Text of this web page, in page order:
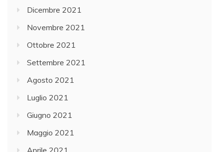
Dicembre 2021
Novembre 2021
Ottobre 2021
Settembre 2021
Agosto 2021
Luglio 2021
Giugno 2021
Maggio 2021
Aprile 2021